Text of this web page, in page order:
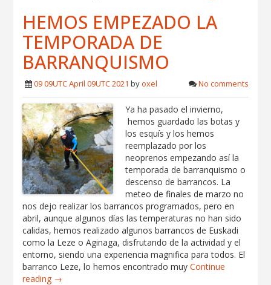
HEMOS EMPEZADO LA
TEMPORADA DE
BARRANQUISMO
09 09UTC April 09UTC 2021 byoxel No comments
Ya ha pasado el invierno,
hemos guardado las botas y
los esquís y los hemos
reemplazado por los
neoprenos empezando así la
temporada de barranquismo o
descenso de barrancos. La
meteo de finales de marzo no
nos dejo realizar los barrancos programados, pero en
abril, aunque algunos días las temperaturas no han sido
calidas, hemos realizado algunos barrancos de Euskadi
como la Leze o Aginaga, disfrutando de la actividad y el
entorno, siendo una experiencia magnifica para todos. El
barranco Leze, lo hemos encontrado muyContinue
reading →